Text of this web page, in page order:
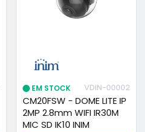
EM STOCK VDIN-00002
CM20FSW - DOME LITE IP
2MP 2.8mm WIFI IR30M
MIC SD IK10 INIM